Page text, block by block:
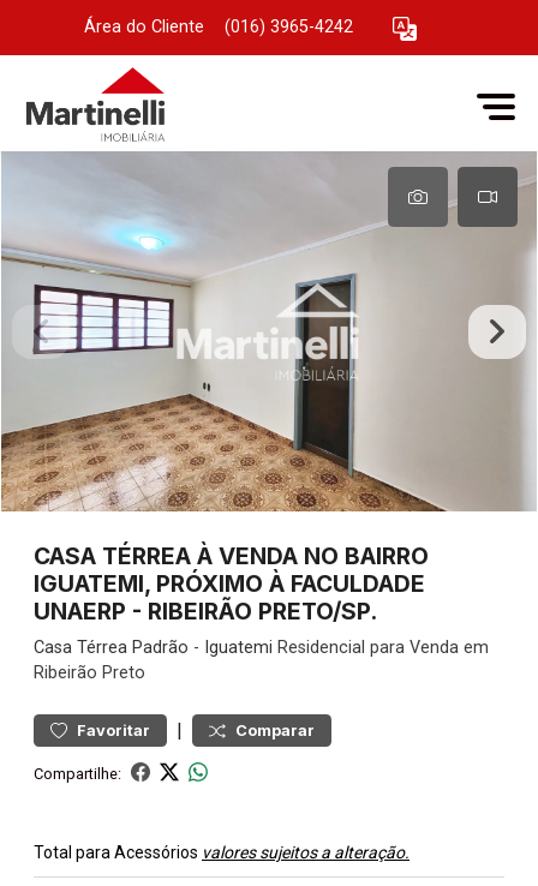
Área do Cliente (016) 3965-4242
CASA TÉRREA À VENDA NO BAIRRO
IGUATEMI, PRÓXIMO À FACULDADE
UNAERP - RIBEIRÃO PRETO/SP.
Casa Térrea Padrão - Iguatemi Residencial para Venda em
Ribeirão Preto
Favoritar | Comparar
Compartilhe:
Total para Acessórios valores sujeitos a alteração.